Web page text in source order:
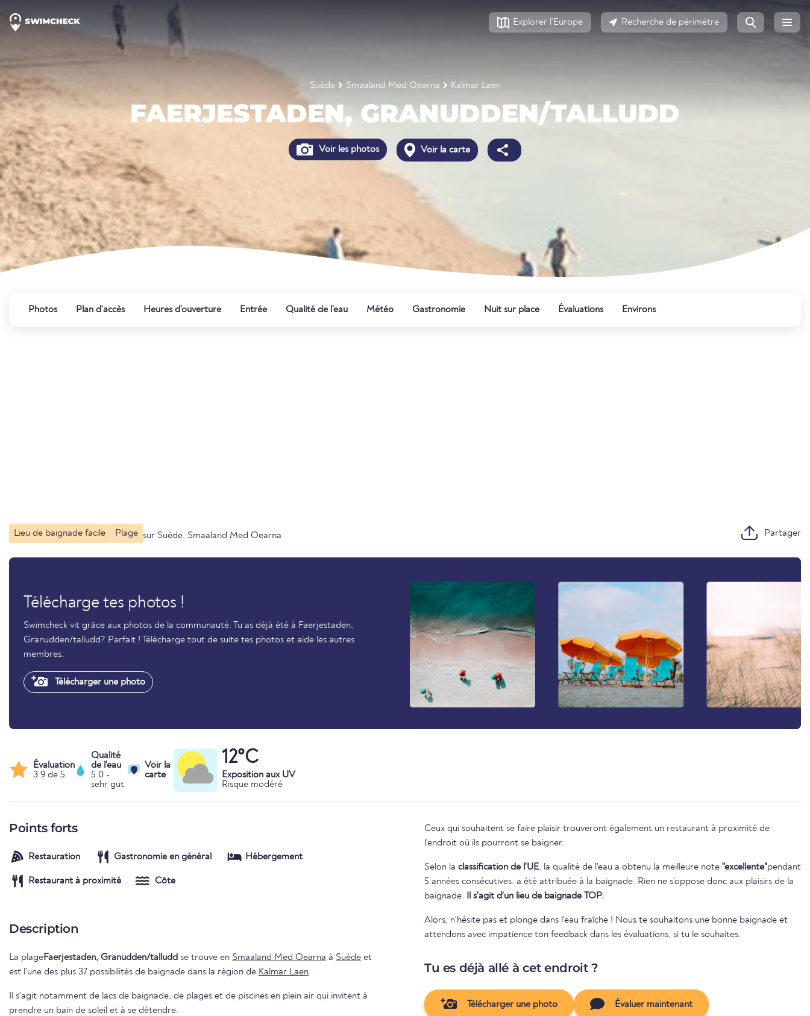
Explorer l'Europe Recherche de périmètre
Suède Smaaland Med Oearna Kalmar Laen
FAERJESTADEN, GRANUDDEN/TALLUDD
Voir les photos Voir la carte
Photos Plan d'accès Heures d'ouverture Entrée Qualité de l'eau Météo Gastronomie Nuit sur place Évaluations Environs
Lieu de baignade facile Plage sur Suède, Smaaland Med Oearna Partager
Télécharge tes photos !
Swimcheck vit grâce aux photos de la communauté. Tu as déjà été à Faerjestaden,
Granudden/talludd? Parfait ! Télécharge tout de suite tes photos et aide les autres
membres.
Télécharger une photo
Évaluation
3.9 de 5
Qualité
de l'eau
5.0 -
sehr gut
Voir la
carte
12°C
Exposition aux UV
Risque modéré
Points forts
Restauration Gastronomie en général Hébergement
Restaurant à proximité Côte
Description
La plageFaerjestaden, Granudden/talludd se trouve en Smaaland Med Oearna à Suède et
est l'une des plus 37 possibilités de baignade dans la région de Kalmar Laen.
Il s'agit notamment de lacs de baignade, de plages et de piscines en plein air qui invitent à
prendre un bain de soleil et à se détendre.
Ceux qui souhaitent se faire plaisir trouveront également un restaurant à proximité de
l'endroit où ils pourront se baigner.
Selon la classification de l'UE, la qualité de l'eau a obtenu la meilleure note "excellente"pendant
5 années consécutives. a été attribuée à la baignade. Rien ne s'oppose donc aux plaisirs de la
baignade.
Il s'agit d'un lieu de baignade TOP.
Alors, n'hésite pas et plonge dans l'eau fraîche ! Nous te souhaitons une bonne baignade et
attendons avec impatience ton feedback dans les évaluations, si tu le souhaites.
Tu es déjà allé à cet endroit ?
Télécharger une photo Évaluer maintenant